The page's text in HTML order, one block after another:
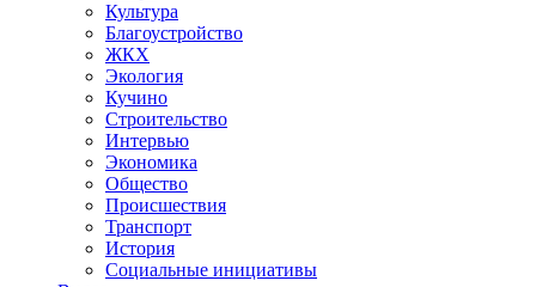
Культура
Благоустройство
ЖКХ
Экология
Кучино
Строительство
Интервью
Экономика
Общество
Происшествия
Транспорт
История
Социальные инициативы